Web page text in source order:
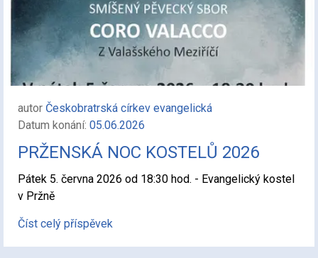
autor Českobratrská církev evangelická
Datum konání: 05.06.2026
PRŽENSKÁ NOC KOSTELŮ 2026
Pátek 5. června 2026 od 18:30 hod. - Evangelický kostel
v Pržně
Číst celý příspěvek